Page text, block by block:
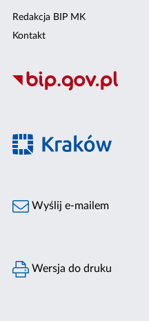
Redakcja BIP MK
Kontakt
Wyślij e-mailem
Wersja do druku